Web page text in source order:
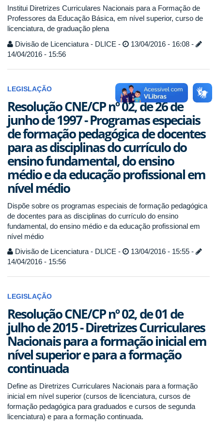
Institui Diretrizes Curriculares Nacionais para a Formação de
Professores da Educação Básica, em nível superior, curso de
licenciatura, de graduação plena
Divisão de Licenciatura - DLICE -
13/04/2016 - 16:08 -
14/04/2016 - 15:56
LEGISLAÇÃO
Resolução CNE/CP nº 02, de 26 de
junho de 1997 - Programas especiais
de formação pedagógica de docentes
para as disciplinas do currículo do
ensino fundamental, do ensino
médio e da educação profissional em
nível médio
Dispõe sobre os programas especiais de formação pedagógica
de docentes para as disciplinas do currículo do ensino
fundamental, do ensino médio e da educação profissional em
nível médio
Divisão de Licenciatura - DLICE -
13/04/2016 - 15:55 -
14/04/2016 - 15:56
LEGISLAÇÃO
Resolução CNE/CP nº 02, de 01 de
julho de 2015 - Diretrizes Curriculares
Nacionais para a formação inicial em
nível superior e para a formação
continuada
Define as Diretrizes Curriculares Nacionais para a formação
inicial em nível superior (cursos de licenciatura, cursos de
formação pedagógica para graduados e cursos de segunda
licenciatura) e para a formação continuada.